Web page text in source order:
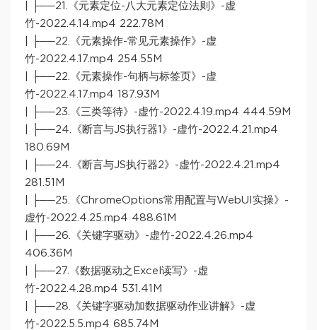
| ├──21.《元素定位-八大元素定位法则》-虚
竹-2022.4.14.mp4 222.78M
| ├──22.《元素操作-常见元素操作》-虚
竹-2022.4.17.mp4 254.55M
| ├──22.《元素操作-句柄与标签页》-虚
竹-2022.4.17.mp4 187.93M
| ├──23.《三类等待》-虚竹-2022.4.19.mp4 444.59M
| ├──24.《断言与JS执行器1》-虚竹-2022.4.21.mp4
180.69M
| ├──24.《断言与JS执行器2》-虚竹-2022.4.21.mp4
281.51M
| ├──25.《ChromeOptions常用配置与WebUI实操》-
虚竹-2022.4.25.mp4 488.61M
| ├──26.《关键字驱动》-虚竹-2022.4.26.mp4
406.36M
| ├──27.《数据驱动之Excel读写》-虚
竹-2022.4.28.mp4 531.41M
| ├──28.《关键字驱动加数据驱动作业讲解》-虚
竹-2022.5.5.mp4 685.74M